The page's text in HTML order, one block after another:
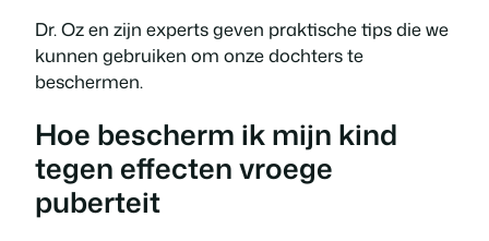
Dr. Oz en zijn experts geven praktische tips die we
kunnen gebruiken om onze dochters te
beschermen.
Hoe bescherm ik mijn kind
tegen effecten vroege
puberteit